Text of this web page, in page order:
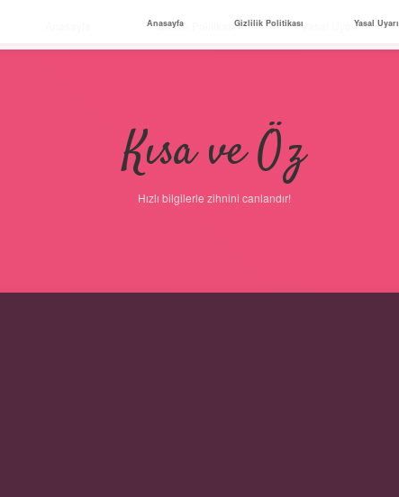
Gizlilik Politikası Yasal Uyarı
Kısa ve Öz
Hızlı bilgilerle zihnini canlandır!
Anasayfa Gizlilik Politikası Yasal Uyarı